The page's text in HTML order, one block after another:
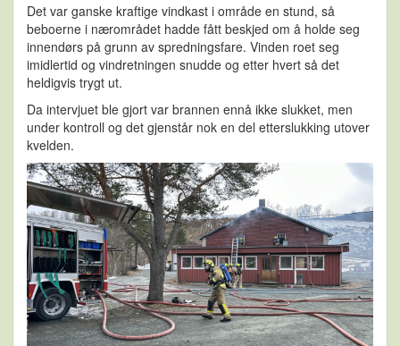
Det var ganske kraftige vindkast i område en stund, så
beboerne i nærområdet hadde fått beskjed om å holde seg
innendørs på grunn av spredningsfare. Vinden roet seg
imidlertid og vindretningen snudde og etter hvert så det
heldigvis trygt ut.
Da intervjuet ble gjort var brannen ennå ikke slukket, men
under kontroll og det gjenstår nok en del etterslukking utover
kvelden.